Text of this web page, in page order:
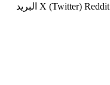
X (Twitter) Reddit
البريد